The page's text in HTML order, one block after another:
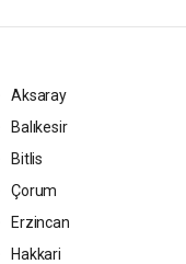
Aksaray
Balıkesir
Bitlis
Çorum
Erzincan
Hakkari